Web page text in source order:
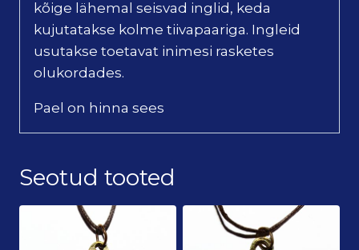
kõige lähemal seisvad inglid, keda
kujutatakse kolme tiivapaariga. Ingleid
usutakse toetavat inimesi rasketes
olukordades.
Pael on hinna sees
Seotud tooted